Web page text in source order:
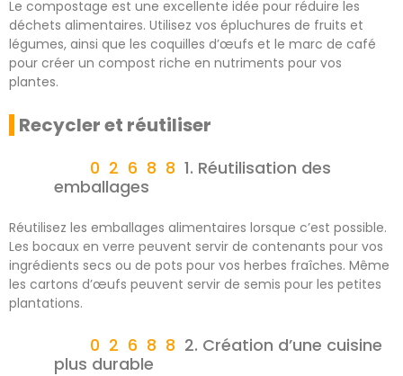
Le compostage est une excellente idée pour réduire les
déchets alimentaires. Utilisez vos épluchures de fruits et
légumes, ainsi que les coquilles d’œufs et le marc de café
pour créer un compost riche en nutriments pour vos
plantes.
Recycler et réutiliser
1. Réutilisation des
emballages
Réutilisez les emballages alimentaires lorsque c’est possible.
Les bocaux en verre peuvent servir de contenants pour vos
ingrédients secs ou de pots pour vos herbes fraîches. Même
les cartons d’œufs peuvent servir de semis pour les petites
plantations.
2. Création d’une cuisine
plus durable